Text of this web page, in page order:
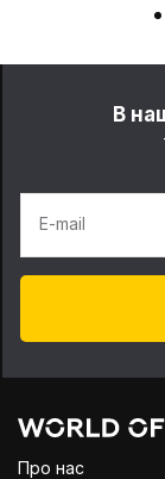
В
E-mail
Про нас